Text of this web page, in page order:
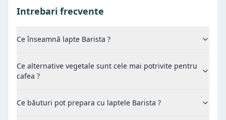
Intrebari frecvente
Ce înseamnă lapte Barista ?
Ce alternative vegetale sunt cele mai potrivite pentru
cafea ?
Ce băuturi pot prepara cu laptele Barista ?